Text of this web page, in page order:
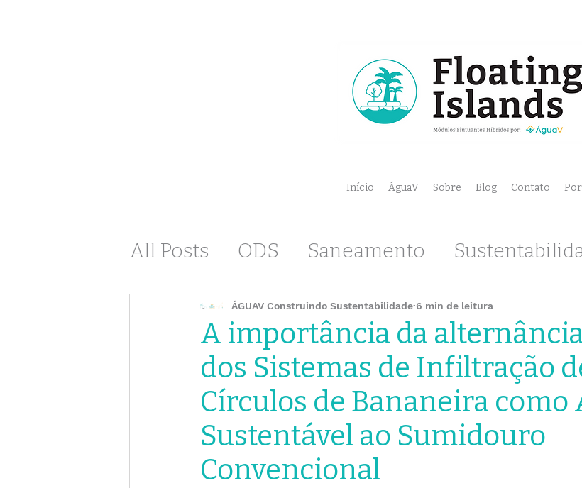
Início ÁguaV Sobre Blog Contato
All Posts ODS Saneamento
Meio Ambiente Ecologia
A importância da
dos Sistemas de Infiltração
Círculos de Bananeira
Sustentável ao Sumidouro
Convencional
ÁGUAV Construindo Sustentabilidade 6 min de leitura